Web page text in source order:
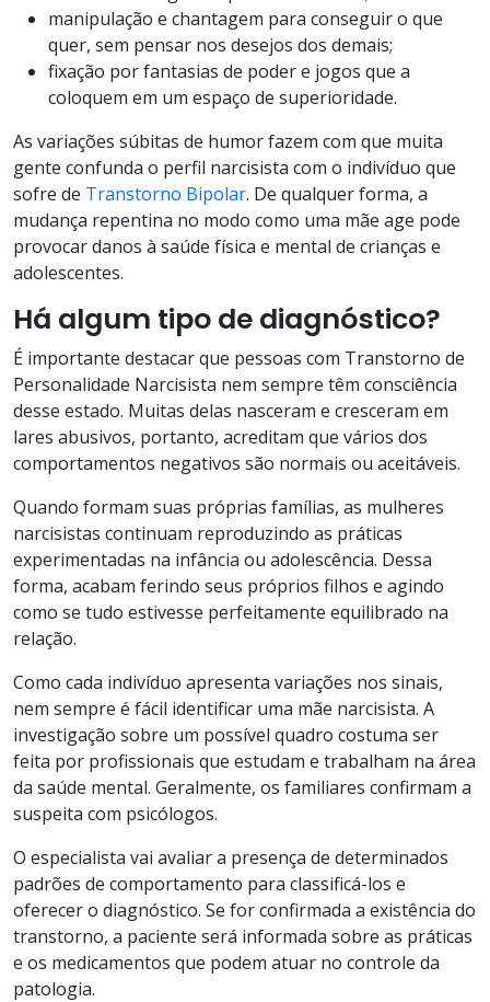
manipulação e chantagem para conseguir o que
quer, sem pensar nos desejos dos demais;
fixação por fantasias de poder e jogos que a
coloquem em um espaço de superioridade.
As variações súbitas de humor fazem com que muita
gente confunda o perfil narcisista com o indivíduo que
sofre de Transtorno Bipolar. De qualquer forma, a
mudança repentina no modo como uma mãe age pode
provocar danos à saúde física e mental de crianças e
adolescentes.
Há algum tipo de diagnóstico?
É importante destacar que pessoas com Transtorno de
Personalidade Narcisista nem sempre têm consciência
desse estado. Muitas delas nasceram e cresceram em
lares abusivos, portanto, acreditam que vários dos
comportamentos negativos são normais ou aceitáveis.
Quando formam suas próprias famílias, as mulheres
narcisistas continuam reproduzindo as práticas
experimentadas na infância ou adolescência. Dessa
forma, acabam ferindo seus próprios filhos e agindo
como se tudo estivesse perfeitamente equilibrado na
relação.
Como cada indivíduo apresenta variações nos sinais,
nem sempre é fácil identificar uma mãe narcisista. A
investigação sobre um possível quadro costuma ser
feita por profissionais que estudam e trabalham na área
da saúde mental. Geralmente, os familiares confirmam a
suspeita com psicólogos.
O especialista vai avaliar a presença de determinados
padrões de comportamento para classificá-los e
oferecer o diagnóstico. Se for confirmada a existência do
transtorno, a paciente será informada sobre as práticas
e os medicamentos que podem atuar no controle da
patologia.